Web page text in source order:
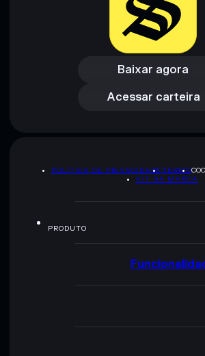
DreamPlay Liquidity
Aviso legal: Esta informação é apenas para
não constitui aconselhamento financeiro. Faz
pesquisa. Dados fornecidos pelo rugcheck.xyz.
Baixar agora
Baixar agora
Acessar carteira
Acessar carteira
POLÍTICA DE PRIVACIDADETERMS
KIT DA MARCA
PRODUTO